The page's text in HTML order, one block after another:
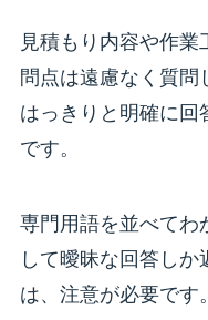
見積もり内容や作
問点は遠慮なく質
はっきりと明確に回
です。
専門用語を並べてわ
して曖昧な回答し
は、注意が必要です。